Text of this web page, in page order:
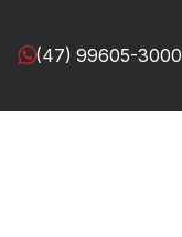
(47) 99605-3000